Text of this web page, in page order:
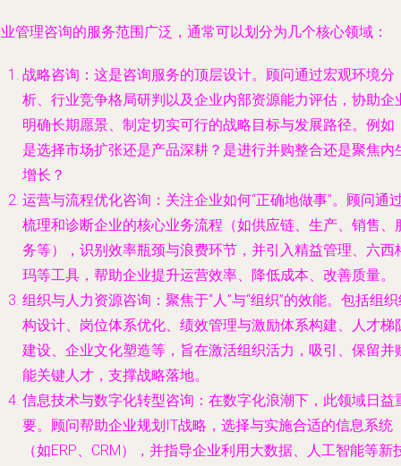
管理咨询的服务范围广泛，通常可以划分为几个核心领域：
战略咨询 ：这是咨询服务的顶层设计。顾问通过宏观环境分
析、行业竞争格局研判以及企业内部资源能力评估，协助企
明确长期愿景、制定切实可行的战略目标与发展路径。例如
是选择市场扩张还是产品深耕？是进行并购整合还是聚焦内
增长？
运营与流程优化咨询 ：关注企业如何“正确地做事”。顾问通
梳理和诊断企业的核心业务流程（如供应链、生产、销售、
务等），识别效率瓶颈与浪费环节，并引入精益管理、六西
玛等工具，帮助企业提升运营效率、降低成本、改善质量。
组织与人力资源咨询 ：聚焦于“人”与“组织”的效能。包括组
构设计、岗位体系优化、绩效管理与激励体系构建、人才梯
建设、企业文化塑造等，旨在激活组织活力，吸引、保留并
能关键人才，支撑战略落地。
信息技术与数字化转型咨询 ：在数字化浪潮下，此领域日益
要。顾问帮助企业规划IT战略，选择与实施合适的信息系统
（如ERP、CRM），并指导企业利用大数据、人工智能等新